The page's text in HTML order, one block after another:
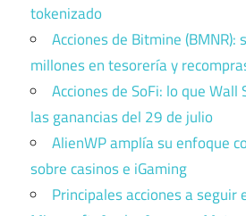
tokenizado
Acciones de Bitmine
millones en tesorería y
Acciones de SoFi: lo que
las ganancias del 29 de julio
AlienWP amplía su enfoque
sobre casinos e iGaming
Principales acciones a seguir